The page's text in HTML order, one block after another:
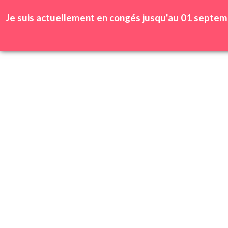
Je suis actuellement en congés jusqu'au 01